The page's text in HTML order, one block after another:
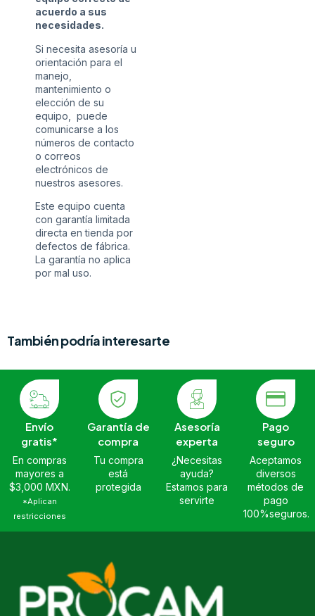
acuerdo a sus
necesidades.
Si necesita asesoría u
orientación para el
manejo,
mantenimiento o
elección de su
equipo, puede
comunicarse a los
números de contacto
o correos
electrónicos de
nuestros asesores.
Este equipo cuenta
con garantía limitada
directa en tienda por
defectos de fábrica.
La garantía no aplica
por mal uso.
También podría interesarte
Envío
gratis*
En compras
mayores a
$3,000 MXN.
*Aplican
restricciones
Garantía de
compra
Tu compra
está
protegida
Asesoría
experta
¿Necesitas
ayuda?
Estamos para
servirte
Pago
seguro
Aceptamos
diversos
métodos de
pago
100%seguros.